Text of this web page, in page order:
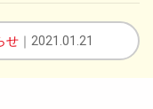
せ ｜2021.01.21